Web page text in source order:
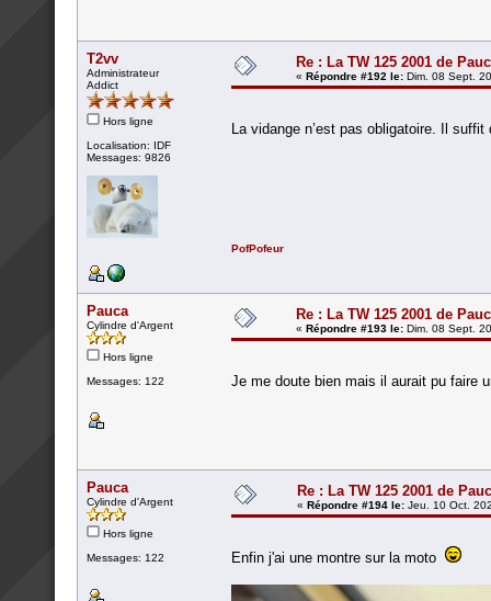
T2vv
Administrateur
Addict
Hors ligne
Localisation: IDF
Messages: 9826
Re : La TW 125 2001 de
« Répondre #192 le: Dim. 08 Sept.
La vidange n’est pas obligatoire. Il
PofPofeur
Pauca
Cylindre d'Argent
Hors ligne
Messages: 122
Re : La TW 125 2001 de
« Répondre #193 le: Dim. 08 Sept.
Je me doute bien mais il aurait pu faire
Pauca
Cylindre d'Argent
Hors ligne
Messages: 122
Re : La TW 125 2001 de
« Répondre #194 le: Jeu. 10 Oct.
Enfin j'ai une montre sur la moto